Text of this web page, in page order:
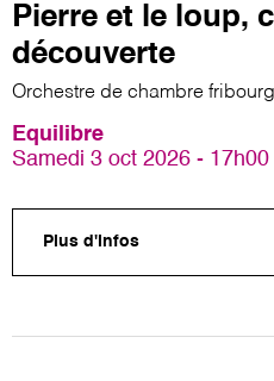
Pierre et le loup,
découverte
Orchestre de chambre
Equilibre
Samedi 3 oct 2026 - 17h00
Plus d'infos